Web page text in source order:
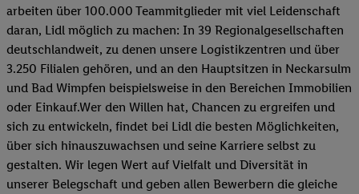
arbeiten über 100.000 Teammitglieder mit viel Leidenschaft
daran, Lidl möglich zu machen: In 39 Regionalgesellschaften
deutschlandweit, zu denen unsere Logistikzentren und über
3.250 Filialen gehören, und an den Hauptsitzen in Neckarsulm
und Bad Wimpfen beispielsweise in den Bereichen Immobilien
oder Einkauf.Wer den Willen hat, Chancen zu ergreifen und
sich zu entwickeln, findet bei Lidl die besten Möglichkeiten,
über sich hinauszuwachsen und seine Karriere selbst zu
gestalten. Wir legen Wert auf Vielfalt und Diversität in
unserer Belegschaft und geben allen Bewerbern die gleiche